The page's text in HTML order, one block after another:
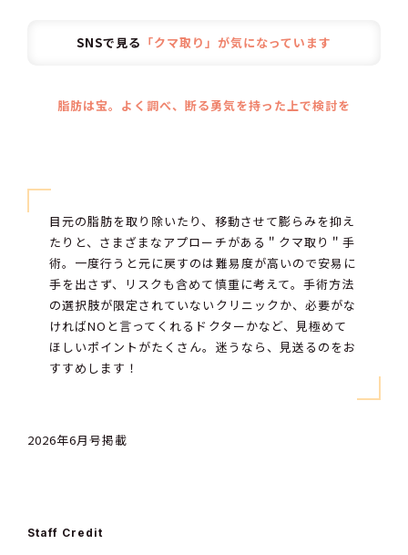
SNSで見る 「クマ取り」が気になっています
脂肪は宝。よく調べ、断る勇気を持った上で検討を
目元の脂肪を取り除いたり、移動させて膨らみを抑え
たりと、さまざまなアプローチがある＂クマ取り＂手
術。一度行うと元に戻すのは難易度が高いので安易に
手を出さず、リスクも含めて慎重に考えて。手術方法
の選択肢が限定されていないクリニックか、必要がな
ければNOと言ってくれるドクターかなど、見極めて
ほしいポイントがたくさん。迷うなら、見送るのをお
すすめします！
2026年6月号掲載
Staff Credit